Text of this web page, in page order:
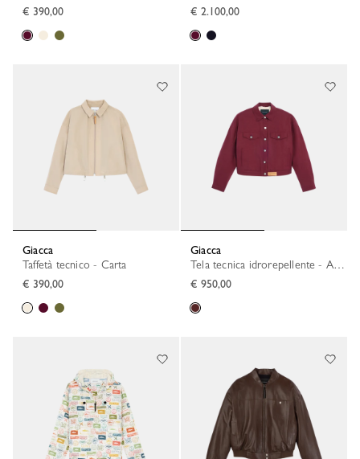
€ 390,00
€ 2.100,00
Giacca
Taffetà tecnico - Carta
€ 390,00
Giacca
Tela tecnica idrorepellente - Amaranto
€ 950,00